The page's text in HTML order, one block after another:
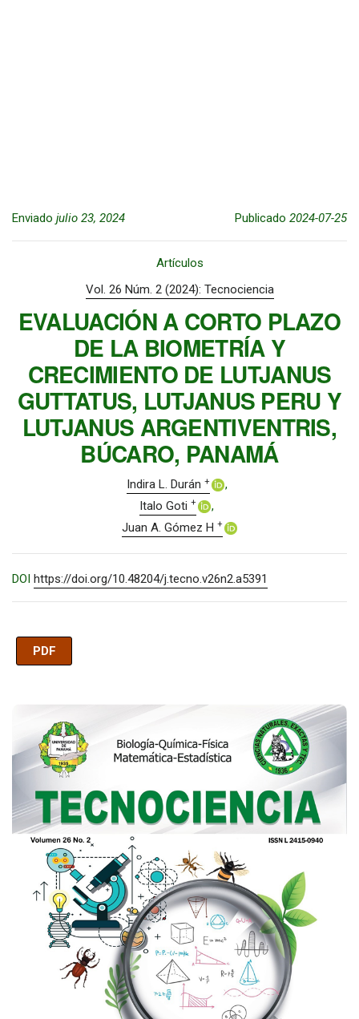
Enviado julio 23, 2024 Publicado 2024-07-25
Artículos
Vol. 26 Núm. 2 (2024): Tecnociencia
EVALUACIÓN A CORTO PLAZO
DE LA BIOMETRÍA Y
CRECIMIENTO DE LUTJANUS
GUTTATUS, LUTJANUS PERU Y
LUTJANUS ARGENTIVENTRIS,
BÚCARO, PANAMÁ
Indira L. Durán +
Italo Goti +
Juan A. Gómez H +
DOI https://doi.org/10.48204/j.tecno.v26n2.a5391
PDF
Imagen de portada